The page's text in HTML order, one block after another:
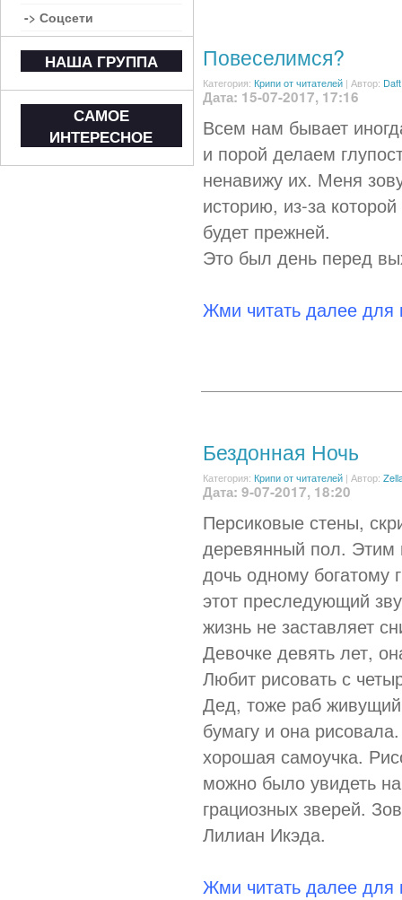
Повеселимся?
Категория: Крипи от читателей | Автор:
Дата: 15-07-2017, 17:16
Всем нам бывает
и порой делаем
ненавижу их. Меня
историю, из-за
будет прежней.
Это был день перед
Жми читать далее для
Бездонная Ночь
Категория: Крипи от читателей | Автор:
Дата: 9-07-2017, 18:20
Персиковые стены,
деревянный пол. Этим
дочь одному богатому
этот преследующий
жизнь не заставляет
Девочке девять лет,
Любит рисовать с
Дед, тоже раб
бумагу и она
хорошая самоучка.
можно было увидеть
грациозных зверей.
Лилиан Икэда.
Жми читать далее для
-> Соцсети
НАША ГРУППА
САМОЕ
ИНТЕРЕСНОЕ